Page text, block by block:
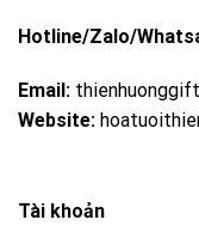
Hotline/Zalo/
Email:
Website:
Tài khoản